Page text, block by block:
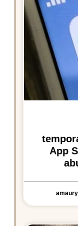
App
amaury